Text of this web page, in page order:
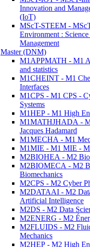
Innovation and
(IoT)
MScT-STEEM -
Environment :
Management
Master (DNM)
M1APPMATH - M1
and statistics
M1CHEINT - M1
Interfaces
M1CPS - M1 CPS -
Systems
M1HEP - M1 High
M1MATHJHADA -
Jacques Hadamard
M1MECHA - M1
M1MIE - M1 MIE -
M2BIOHEA - M2
M2BIOMECA - M2
Biomechanics
M2CPS - M2 Cyber
M2DATAAI - M2
Artificial Intelligence
M2DS - M2 Data
M2ENERG - M2
M2FLUIDS - M2
Mechanics
M2HEP - M2 High